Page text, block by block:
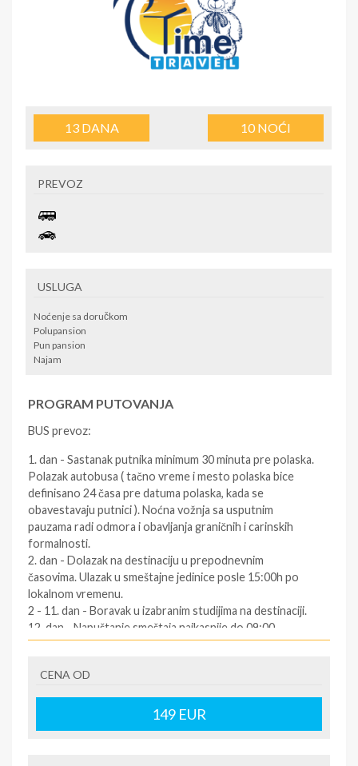
13DANA 10NOĆI
PREVOZ
USLUGA
Noćenje sa doručkom
Polupansion
Pun pansion
Najam
PROGRAM PUTOVANJA
BUS prevoz:
1. dan - Sastanak putnika minimum 30 minuta pre polaska.
Polazak autobusa ( tačno vreme i mesto polaska bice
definisano 24 časa pre datuma polaska, kada se
obavestavaju putnici ). Noćna vožnja sa usputnim
pauzama radi odmora i obavljanja graničnih i carinskih
formalnosti.
2. dan - Dolazak na destinaciju u prepodnevnim
časovima. Ulazak u smeštajne jedinice posle 15:00h po
lokalnom vremenu.
2 - 11. dan - Boravak u izabranim studijima na destinaciji.
12. dan - Napuštanje smeštaja najkasnije do 09:00
časova. Slobodno vreme. Polazak za Srbiju oko podneva
informisati se kod predstavnika agencija dan pre
povratka ). Vožnja kroz Grčku i Makedoniju prema Srbiji.
12/13. dan - Dolazak u Srbiju u ranim jutarnjim časovima.
CENA OD
149 EUR